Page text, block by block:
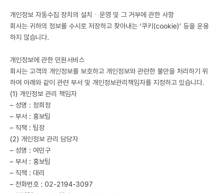
개인정보 자동수집 장치의 설치ㆍ운영 및 그 거부에 관한 사항
회사는 귀하의 정보를 수시로 저장하고 찾아내는 ‘쿠키(cookie)’ 등을 운용
하지 않습니다.
개인정보에 관한 민원서비스
회사는 고객의 개인정보를 보호하고 개인정보와 관련한 불만을 처리하기 위
하여 아래와 같이 관련 부서 및 개인정보관리책임자를 지정하고 있습니다.
(1) 개인정보 관리 책임자
– 성명 : 정희정
– 부서 : 홍보팀
– 직책 : 팀장
(2) 개인정보 관리 담당자
– 성명 : 여민구
– 부서 : 홍보팀
– 직책 : 대리
– 전화번호 : 02-2194-3097